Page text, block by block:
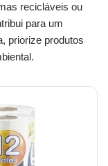
recicláveis ou
para um
priorize produtos